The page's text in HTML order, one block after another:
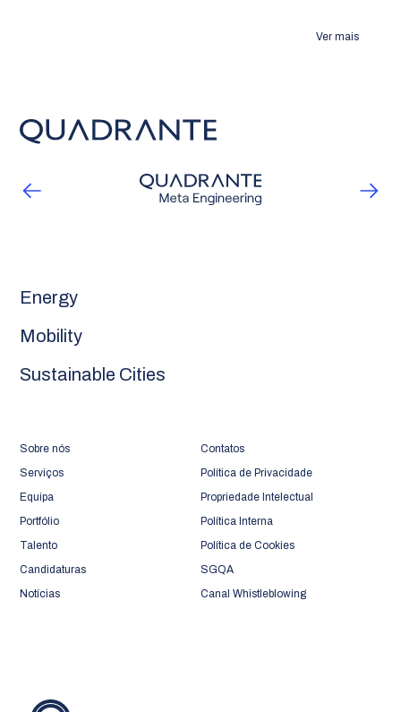
Ver mais
Energy
Mobility
Sustainable Cities
Sobre nós
Serviços
Equipa
Portfólio
Talento
Candidaturas
Notícias
Contatos
Política de Privacidade
Propriedade Intelectual
Política Interna
Política de Cookies
SGQA
Canal Whistleblowing